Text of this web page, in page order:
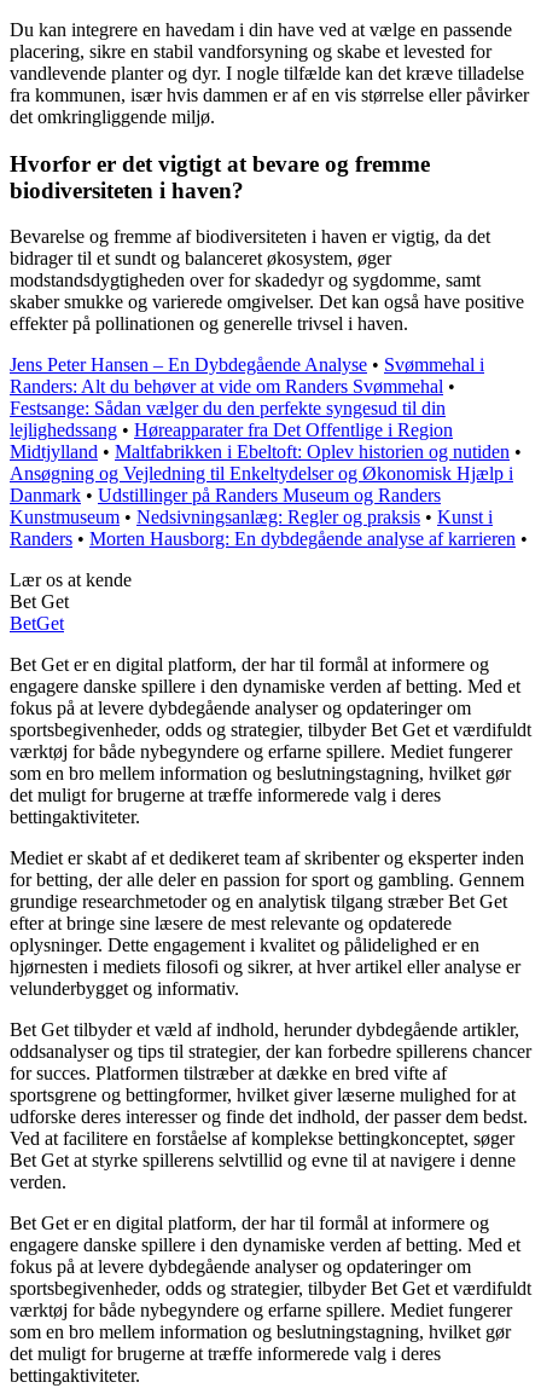
Du kan integrere en havedam i din have ved at vælge en passende
placering, sikre en stabil vandforsyning og skabe et levested for
vandlevende planter og dyr. I nogle tilfælde kan det kræve tilladelse
fra kommunen, især hvis dammen er af en vis størrelse eller påvirker
det omkringliggende miljø.
Hvorfor er det vigtigt at bevare og fremme
biodiversiteten i haven?
Bevarelse og fremme af biodiversiteten i haven er vigtig, da det
bidrager til et sundt og balanceret økosystem, øger
modstandsdygtigheden over for skadedyr og sygdomme, samt
skaber smukke og varierede omgivelser. Det kan også have positive
effekter på pollinationen og generelle trivsel i haven.
Jens Peter Hansen – En Dybdegående Analyse • Svømmehal i
Randers: Alt du behøver at vide om Randers Svømmehal •
Festsange: Sådan vælger du den perfekte syngesud til din
lejlighedssang • Høreapparater fra Det Offentlige i Region
Midtjylland • Maltfabrikken i Ebeltoft: Oplev historien og nutiden •
Ansøgning og Vejledning til Enkeltydelser og Økonomisk Hjælp i
Danmark • Udstillinger på Randers Museum og Randers
Kunstmuseum • Nedsivningsanlæg: Regler og praksis • Kunst i
Randers • Morten Hausborg: En dybdegående analyse af karrieren •
Lær os at kende
Bet Get
BetGet
Bet Get er en digital platform, der har til formål at informere og
engagere danske spillere i den dynamiske verden af betting. Med et
fokus på at levere dybdegående analyser og opdateringer om
sportsbegivenheder, odds og strategier, tilbyder Bet Get et værdifuldt
værktøj for både nybegyndere og erfarne spillere. Mediet fungerer
som en bro mellem information og beslutningstagning, hvilket gør
det muligt for brugerne at træffe informerede valg i deres
bettingaktiviteter.
Mediet er skabt af et dedikeret team af skribenter og eksperter inden
for betting, der alle deler en passion for sport og gambling. Gennem
grundige researchmetoder og en analytisk tilgang stræber Bet Get
efter at bringe sine læsere de mest relevante og opdaterede
oplysninger. Dette engagement i kvalitet og pålidelighed er en
hjørnesten i mediets filosofi og sikrer, at hver artikel eller analyse er
velunderbygget og informativ.
Bet Get tilbyder et væld af indhold, herunder dybdegående artikler,
oddsanalyser og tips til strategier, der kan forbedre spillerens chancer
for succes. Platformen tilstræber at dække en bred vifte af
sportsgrene og bettingformer, hvilket giver læserne mulighed for at
udforske deres interesser og finde det indhold, der passer dem bedst.
Ved at facilitere en forståelse af komplekse bettingkonceptet, søger
Bet Get at styrke spillerens selvtillid og evne til at navigere i denne
verden.
Bet Get er en digital platform, der har til formål at informere og
engagere danske spillere i den dynamiske verden af betting. Med et
fokus på at levere dybdegående analyser og opdateringer om
sportsbegivenheder, odds og strategier, tilbyder Bet Get et værdifuldt
værktøj for både nybegyndere og erfarne spillere. Mediet fungerer
som en bro mellem information og beslutningstagning, hvilket gør
det muligt for brugerne at træffe informerede valg i deres
bettingaktiviteter.